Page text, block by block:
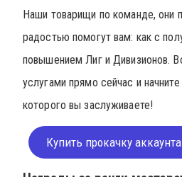
Наши товарищи по команде, они
радостью помогут вам: как с
повышением Лиг и Дивизионов.
услугами прямо сейчас и
которого вы заслуживаете!
Купить прокачку